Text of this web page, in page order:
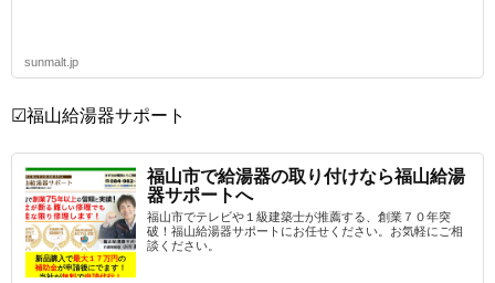
sunmalt.jp
☑福山給湯器サポート
福山市で給湯器の取り付けなら福山給湯
器サポートへ
福山市でテレビや１級建築士が推薦する、創業７０年突
破！福山給湯器サポートにお任せください。お気軽にご相
談ください。